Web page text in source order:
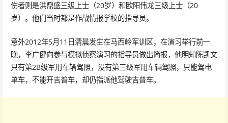
伤者则是洪鼎盛三级上士（20岁）和欧阳伟龙三级上士（20
岁）。他们当时都是作战情报学校的指导员。
意外2012年5月11日清晨发生在马西岭军训区，在演习举行前一
晚，李广健向参与模拟侦察演习的指导员做出简报，他明知陈凯文
只有第2B级军用车辆驾照，没有第三级军用车辆驾照，只能驾电
单车，不能开吉普车，却仍指派他驾驶吉普车。